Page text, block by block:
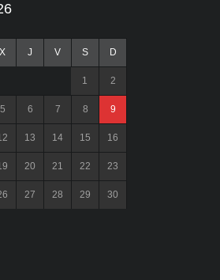
X J V S D
1 2
5 6 7 8 9
13 14 15 16
20 21 22 23
27 28 29 30